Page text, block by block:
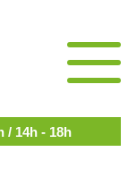
/ 14h - 18h